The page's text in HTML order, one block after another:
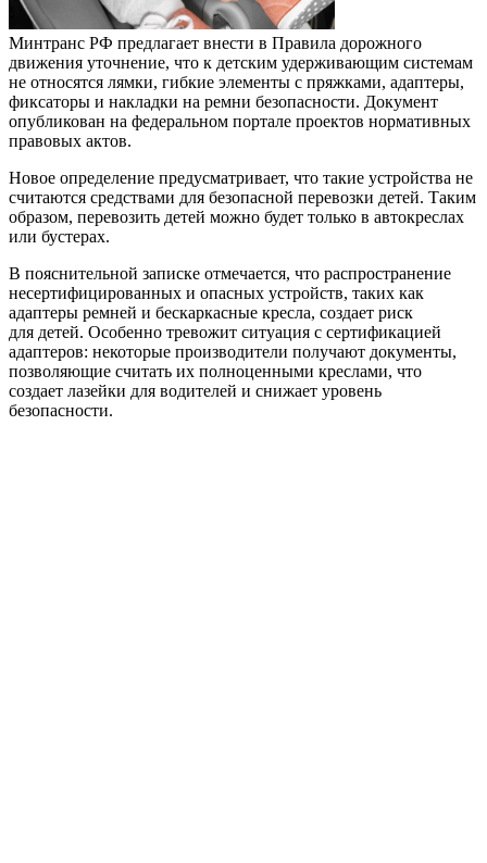
Минтранс РФ предлагает внести в Правила дорожного
движения уточнение, что к детским удерживающим системам
не относятся лямки, гибкие элементы с пряжками, адаптеры,
фиксаторы и накладки на ремни безопасности. Документ
опубликован на федеральном портале проектов нормативных
правовых актов.
Новое определение предусматривает, что такие устройства не
считаются средствами для безопасной перевозки детей. Таким
образом, перевозить детей можно будет только в автокреслах
или бустерах.
В пояснительной записке отмечается, что распространение
несертифицированных и опасных устройств, таких как
адаптеры ремней и бескаркасные кресла, создает риск
для детей. Особенно тревожит ситуация с сертификацией
адаптеров: некоторые производители получают документы,
позволяющие считать их полноценными креслами, что
создает лазейки для водителей и снижает уровень
безопасности.